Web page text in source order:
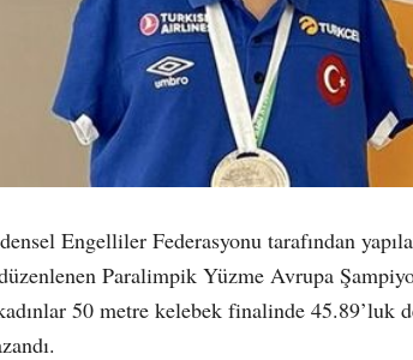
Engelliler Federasyonu tarafından
Paralimpik Yüzme Avrupa
50 metre kelebek finalinde 45.89’luk